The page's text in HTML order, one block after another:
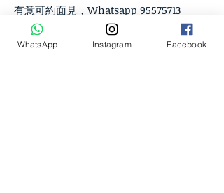
有意可約面見，Whatsapp 95575713
與本中心長期合作的商業夥伴
WhatsApp Instagram Facebook